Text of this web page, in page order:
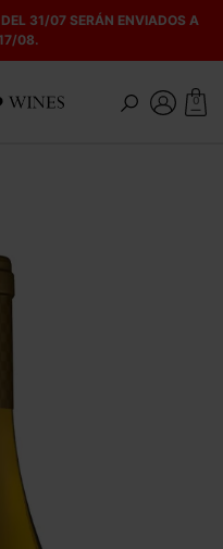
31/07 SERÁN ENVIADOS A
08.
0